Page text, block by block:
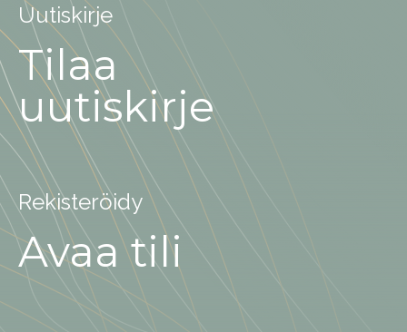
Uutiskirje
Tilaa
uutiskirje
Rekisteröidy
Avaa tili